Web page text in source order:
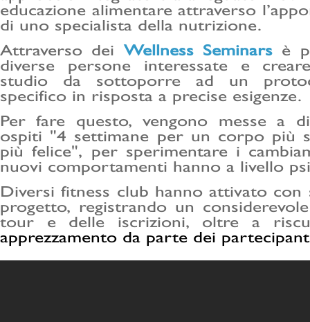
educazione alimentare attraverso
di uno specialista della nutrizione.
Attraverso dei Wellness Seminars è
diverse persone interessate e
studio da sottoporre ad un
specifico in risposta a precise esigenze.
Per fare questo, vengono messe a
ospiti "4 settimane per un corpo più
più felice", per sperimentare i
nuovi comportamenti hanno a livello
Diversi fitness club hanno attivato con
progetto, registrando un
tour e delle iscrizioni, oltre a
apprezzamento da parte dei